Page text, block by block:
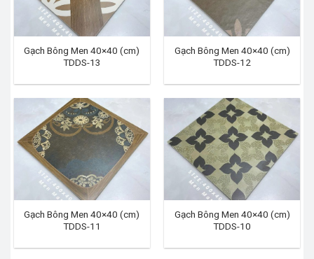
Gạch Bông Men 40×40 (cm)
TDDS-13
Gạch Bông Men 40×40 (cm)
TDDS-12
Gạch Bông Men 40×40 (cm)
TDDS-11
Gạch Bông Men 40×40 (cm)
TDDS-10